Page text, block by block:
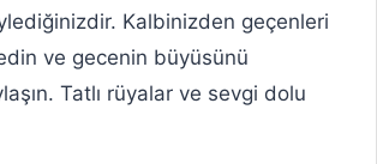
Kalbinizden geçenleri
ve gecenin büyüsünü
Tatlı rüyalar ve sevgi dolu